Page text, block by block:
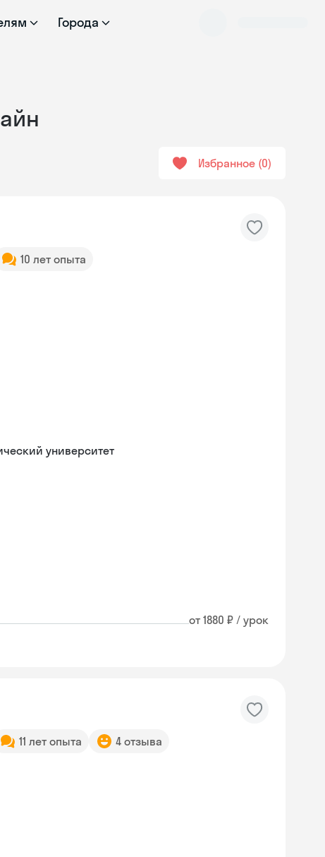
Города
Избранное 0
10 лет опыта
университет
от 1880 ₽ / урок
11 лет опыта 4 отзыва